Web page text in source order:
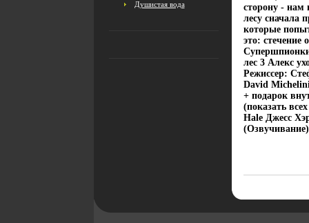
Душистая вода
сторону - нам
лесу сначала
которые
это: стечение
лес 3 Алекс
Режиссер:
David
+ подарок
(показать
Hale Джесс